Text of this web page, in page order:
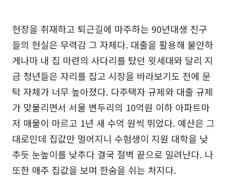
현장을 취재하고 퇴근길에 마주하는 90년대생 친구
들의 현실은 무력감 그 자체다. 대출을 활용해 불안하
게나마 내 집 마련의 사다리를 탔던 윗세대와 달리 지
금 청년들은 자리를 잡고 시장을 바라보기도 전에 문
턱 자체가 너무 높아졌다. 다주택자 규제와 대출 규제
가 맞물리면서 서울 변두리의 10억원 이하 아파트마
저 매물이 마르고 1년 새 수억 원씩 뛰었다. 예산은 그
대로인데 집값만 멀어지니 수험생이 지원 대학을 낮
추듯 눈높이를 낮추다 결국 절벽 끝으로 밀려난다. 나
또한 매주 집값을 보며 한숨을 쉬는 처지다.